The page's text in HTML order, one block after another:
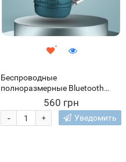
Беспроводные
полноразмерные Bluetooth
наушники MS-K8, Бирюзовый
(206)
560 грн
+
- Уведомить